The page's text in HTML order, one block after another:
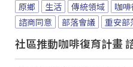
原鄉 生活 傳統領域 咖
諮商同意
部落會議 重安部
社區推動咖啡復育計畫